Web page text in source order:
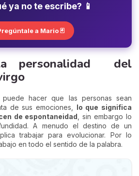
ya no te escribe? 📱
a Mario 🃏
personalidad del
hacer que las personas sean
de sus emociones, lo que significa
de espontaneidad , sin embargo lo
A menudo el destino de un
trabajar para evolucionar. Por lo
en todo el sentido de la palabra.